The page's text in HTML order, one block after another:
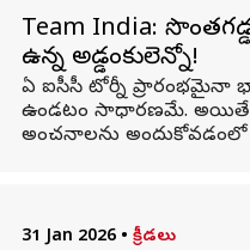
Team India:
ఉన్న అడ్డంకులెన్నో!
ఏ ఐసీసీ టోర్నీ ప్రారంభమైనా
ఉండటం సాధారణమే. అయితే
అంచనాలను అందుకోవడంలో
31 Jan 2026 • క్రీడలు